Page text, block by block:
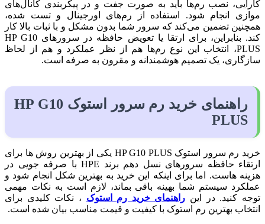
کارایی، نصب رم‌ها باید به صورت جفت و در پیکربندی کانال‌های
موازی انجام شود. استفاده از رم‌های اورجینال و تست شده،
همچنین تضمین می‌کند که سرور شما بدون مشکل و با ثبات بالا کار
کند. بنابراین، برای ارتقا یا تعویض حافظه در سرورهای HP G10
PLUS، انتخاب این نوع رم‌ها هم از نظر عملکرد و هم از لحاظ
سازگاری، یک تصمیم هوشمندانه و مقرون به صرفه است.
راهنمای خرید رم سرور استوک HP G10
PLUS
خرید رم سرور استوک HP G10 PLUS یکی از بهترین روش ها برای
ارتقاء حافظه سرورهای نسل دهم برند HPE با صرفه جویی در
هزینه هاست. اما برای اینکه این خرید به بهترین شکل انجام شود و
عملکرد سیستم شما بهینه باقی بماند، لازم است به نکات مهمی
توجه کنید. در این راهنمای خرید رم استوک ، نکات کلیدی برای
انتخاب بهترین رم استوک با کیفیت و قیمت مناسب بیان شده است.